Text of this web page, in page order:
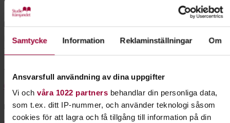
Samtycke Information Reklaminställningar Om
Ansvarsfull användning av dina uppgifter
Vi och våra 1022 partnersbehandlar din personliga data,
som t.ex. ditt IP-nummer, och använder teknologi såsom
cookies för att lagra och få tillgång till information på din
Lindesberg
Besöksadress
Kullgatan 1
711 31 Lindesberg
Telefon
0581-166 06
E-post